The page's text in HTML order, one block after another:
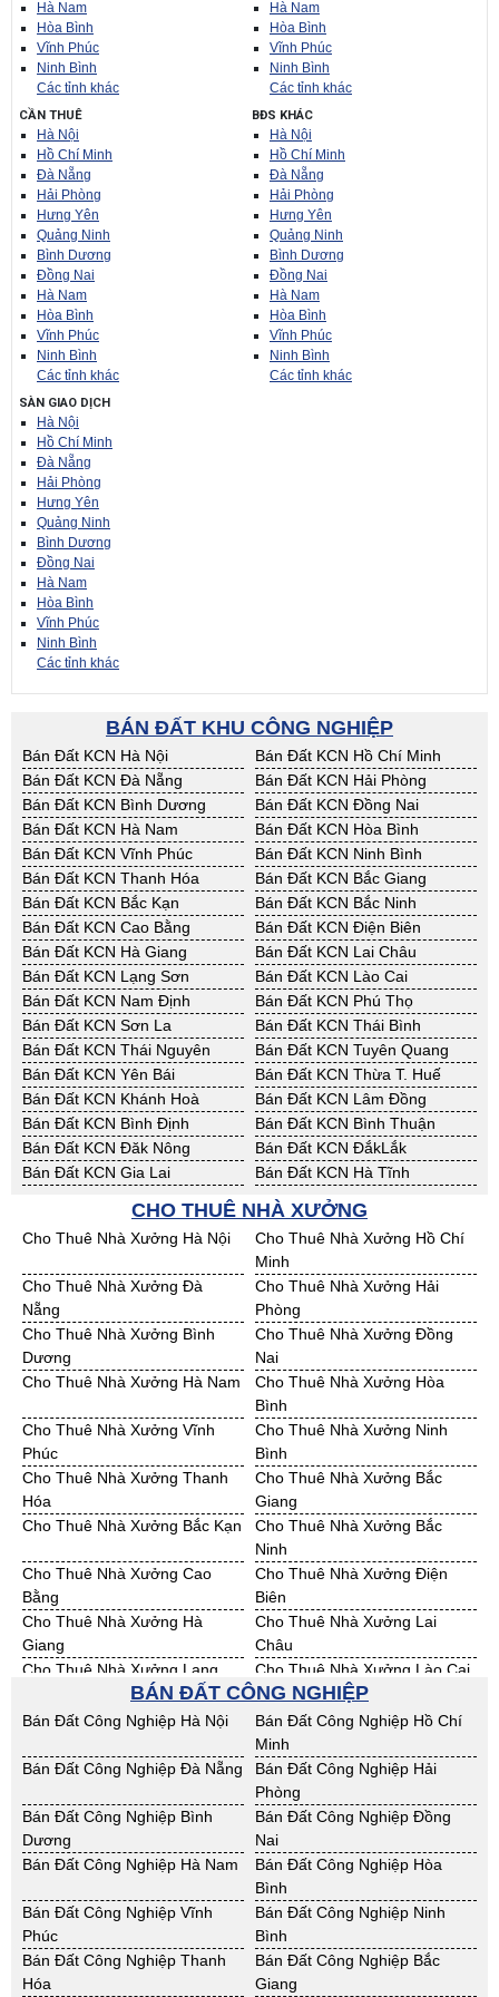
Hà Nam
Hòa Bình
Vĩnh Phúc
Ninh Bình
Các tỉnh khác
Hà Nam
Hòa Bình
Vĩnh Phúc
Ninh Bình
Các tỉnh khác
CẦN THUÊ
Hà Nội
Hồ Chí Minh
Đà Nẵng
Hải Phòng
Hưng Yên
Quảng Ninh
Bình Dương
Đồng Nai
Hà Nam
Hòa Bình
Vĩnh Phúc
Ninh Bình
Các tỉnh khác
BĐS KHÁC
Hà Nội
Hồ Chí Minh
Đà Nẵng
Hải Phòng
Hưng Yên
Quảng Ninh
Bình Dương
Đồng Nai
Hà Nam
Hòa Bình
Vĩnh Phúc
Ninh Bình
Các tỉnh khác
SÀN GIAO DỊCH
Hà Nội
Hồ Chí Minh
Đà Nẵng
Hải Phòng
Hưng Yên
Quảng Ninh
Bình Dương
Đồng Nai
Hà Nam
Hòa Bình
Vĩnh Phúc
Ninh Bình
Các tỉnh khác
BÁN ĐẤT KHU CÔNG NGHIỆP
Bán Đất KCN Hà Nội
Bán Đất KCN Hồ Chí Minh
Bán Đất KCN Đà Nẵng
Bán Đất KCN Hải Phòng
Bán Đất KCN Bình Dương
Bán Đất KCN Đồng Nai
Bán Đất KCN Hà Nam
Bán Đất KCN Hòa Bình
Bán Đất KCN Vĩnh Phúc
Bán Đất KCN Ninh Bình
Bán Đất KCN Thanh Hóa
Bán Đất KCN Bắc Giang
Bán Đất KCN Bắc Kạn
Bán Đất KCN Bắc Ninh
Bán Đất KCN Cao Bằng
Bán Đất KCN Điện Biên
Bán Đất KCN Hà Giang
Bán Đất KCN Lai Châu
Bán Đất KCN Lạng Sơn
Bán Đất KCN Lào Cai
Bán Đất KCN Nam Định
Bán Đất KCN Phú Thọ
Bán Đất KCN Sơn La
Bán Đất KCN Thái Bình
Bán Đất KCN Thái Nguyên
Bán Đất KCN Tuyên Quang
Bán Đất KCN Yên Bái
Bán Đất KCN Thừa T. Huế
Bán Đất KCN Khánh Hoà
Bán Đất KCN Lâm Đồng
Bán Đất KCN Bình Định
Bán Đất KCN Bình Thuận
Bán Đất KCN Đăk Nông
Bán Đất KCN ĐắkLắk
Bán Đất KCN Gia Lai
Bán Đất KCN Hà Tĩnh
Bán Đất KCN Nghệ An
Bán Đất KCN Ninh Thuận
Bán Đất KCN Phú Yên
Bán Đất KCN Quảng Bình
Bán Đất KCN Quảng Nam
Bán Đất KCN Quảng Ngãi
Bán Đất KCN Bà Rịa - VT
Bán Đất KCN Cần Thơ
Bán Đất KCN An Giang
Bán Đất KCN Bạc Liêu
Bán Đất KCN Bến Tre
Bán Đất KCN Bình Phước
Bán Đất KCN Cà Mau
Bán Đất KCN Đồng Tháp
Bán Đất KCN Hậu Giang
Bán Đất KCN Kiên Giang
Bán Đất KCN Long An
Bán Đất KCN Sóc Trăng
Bán Đất KCN Tây Ninh
Bán Đất KCN Tiền Giang
Bán Đất KCN Trà Vinh
Bán Đất KCN Vĩnh Long
Bán Đất KCN Hải Dương
Bán Đất KCN Hưng Yên
Bán Đất KCN Quảng Ninh
CHO THUÊ NHÀ XƯỞNG
Cho Thuê Nhà Xưởng Hà Nội
Cho Thuê Nhà Xưởng Hồ Chí
Minh
Cho Thuê Nhà Xưởng Đà
Nẵng
Cho Thuê Nhà Xưởng Hải
Phòng
Cho Thuê Nhà Xưởng Bình
Dương
Cho Thuê Nhà Xưởng Đồng
Nai
Cho Thuê Nhà Xưởng Hà Nam
Cho Thuê Nhà Xưởng Hòa
Bình
Cho Thuê Nhà Xưởng Vĩnh
Phúc
Cho Thuê Nhà Xưởng Ninh
Bình
Cho Thuê Nhà Xưởng Thanh
Hóa
Cho Thuê Nhà Xưởng Bắc
Giang
Cho Thuê Nhà Xưởng Bắc Kạn
Cho Thuê Nhà Xưởng Bắc
Ninh
Cho Thuê Nhà Xưởng Cao
Bằng
Cho Thuê Nhà Xưởng Điện
Biên
Cho Thuê Nhà Xưởng Hà
Giang
Cho Thuê Nhà Xưởng Lai
Châu
Cho Thuê Nhà Xưởng Lạng
Cho Thuê Nhà Xưởng Lào Cai
Cho Thuê Nhà Xưởng Nam
Cho Thuê Nhà Xưởng Phú Thọ
Cho Thuê Nhà Xưởng Sơn La
Cho Thuê Nhà Xưởng Thái
Bình
Cho Thuê Nhà Xưởng Thái
Nguyên
Cho Thuê Nhà Xưởng Tuyên
Quang
Cho Thuê Nhà Xưởng Yên Bái
Cho Thuê Nhà Xưởng Thừa T.
Huế
Cho Thuê Nhà Xưởng Khánh
Hoà
Cho Thuê Nhà Xưởng Lâm
Đồng
Cho Thuê Nhà Xưởng Bình
Định
Cho Thuê Nhà Xưởng Bình
Thuận
BÁN ĐẤT CÔNG NGHIỆP
Bán Đất Công Nghiệp Hà Nội
Bán Đất Công Nghiệp Hồ Chí
Minh
Bán Đất Công Nghiệp Đà Nẵng
Bán Đất Công Nghiệp Hải
Phòng
Bán Đất Công Nghiệp Bình
Dương
Bán Đất Công Nghiệp Đồng
Nai
Bán Đất Công Nghiệp Hà Nam
Bán Đất Công Nghiệp Hòa
Bình
Bán Đất Công Nghiệp Vĩnh
Phúc
Bán Đất Công Nghiệp Ninh
Bình
Bán Đất Công Nghiệp Thanh
Hóa
Bán Đất Công Nghiệp Bắc
Giang